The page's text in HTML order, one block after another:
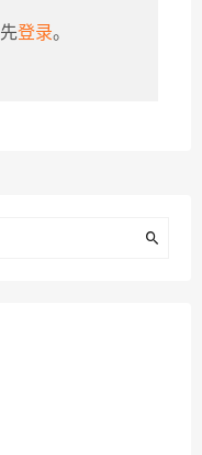
登录。